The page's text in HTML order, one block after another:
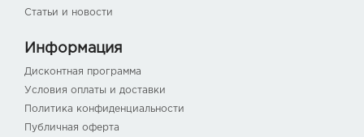
Статьи и новости
Информация
Дисконтная программа
Условия оплаты и доставки
Политика конфиденциальности
Публичная оферта